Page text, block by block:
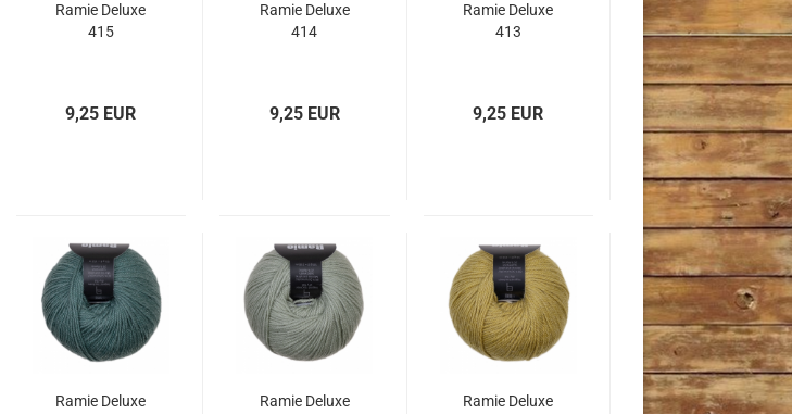
Ramie Deluxe
415
9,25 EUR
Ramie Deluxe
414
9,25 EUR
Ramie Deluxe
413
9,25 EUR
Ramie Deluxe
Ramie Deluxe
Ramie Deluxe